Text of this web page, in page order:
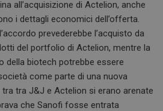
all’acquisizione di Actelion, anche
i dettagli economici dell’offerta.
prevederebbe l’acquisto da
del portfolio di Actelion, mentre la
della biotech potrebbe essere
come parte di una nuova
tra J&J e Actelion si erano arenate
che Sanofi fosse entrata